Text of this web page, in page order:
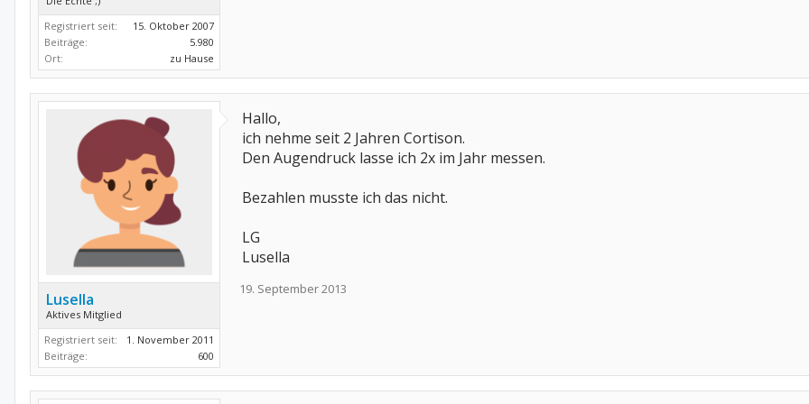
Registriert seit:
15. Oktober 2007
Beiträge:
5.980
Ort:
zu Hause
Lusella
Aktives Mitglied
Registriert seit:
1. November 2011
Beiträge:
600
Hallo,
ich nehme seit 2 Jahren Cortison.
Den Augendruck lasse ich 2x im Jahr messen.
Bezahlen musste ich das nicht.
LG
Lusella
19. September 2013